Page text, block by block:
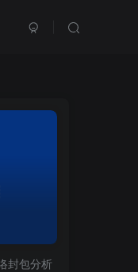
封包分析